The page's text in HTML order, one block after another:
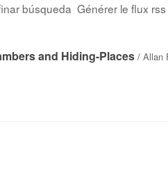
búsqueda Générer le flux
and Hiding-Places / Allan